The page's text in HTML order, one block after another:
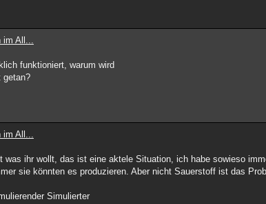
im All...
funktioniert, warum wird
getan?
im All...
was ihr wollt, das ist eine aktele Situation, ich habe sowieso
sie könnten es produzieren. Aber nicht Sauerstoff ist das
Simulierter